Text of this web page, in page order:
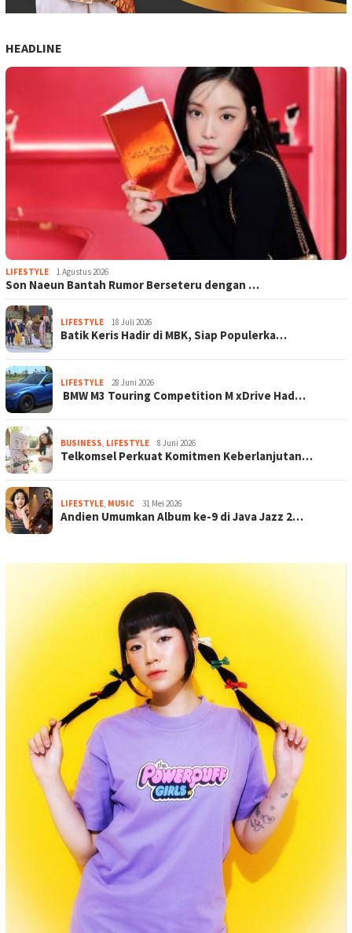
HEADLINE
LIFESTYLE 1 Agustus 2026
Son Naeun Bantah Rumor Berseteru dengan …
LIFESTYLE 18 Juli 2026
Batik Keris Hadir di MBK, Siap Populerka…
LIFESTYLE 28 Juni 2026
BMW M3 Touring Competition M xDrive Had…
BUSINESS, LIFESTYLE 8 Juni 2026
Telkomsel Perkuat Komitmen Keberlanjutan…
LIFESTYLE, MUSIC 31 Mei 2026
Andien Umumkan Album ke-9 di Java Jazz 2…